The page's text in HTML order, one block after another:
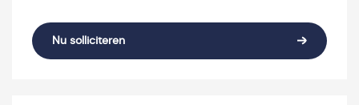
Nu solliciteren